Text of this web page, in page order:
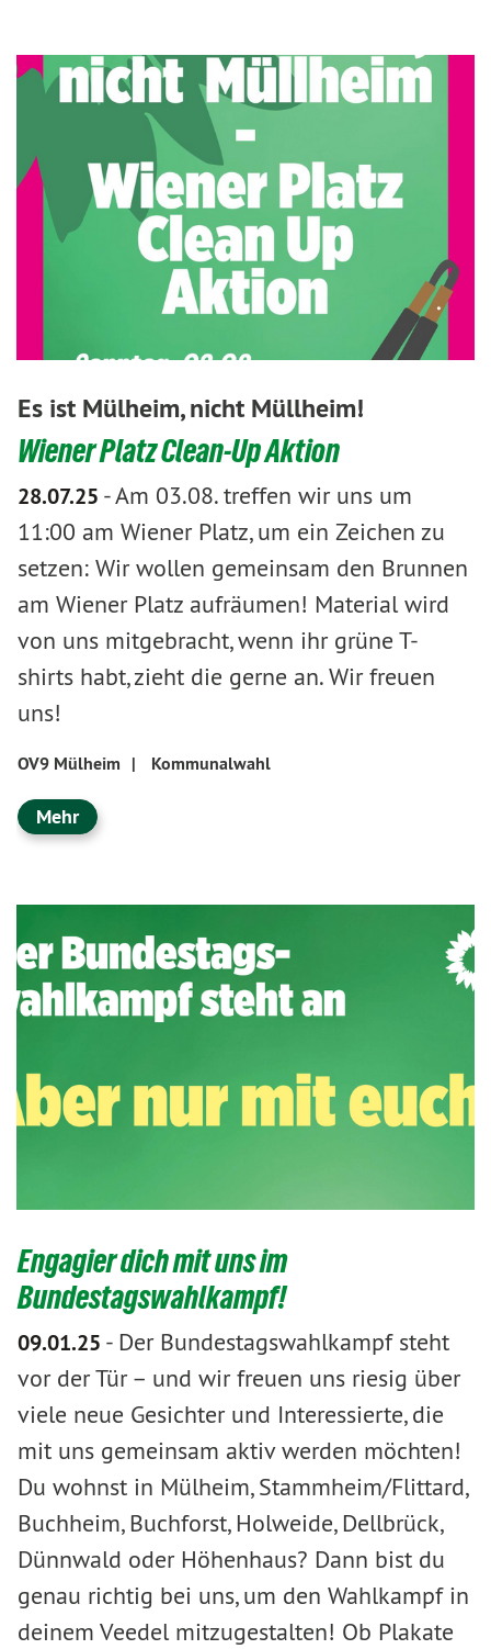
Es ist Mülheim, nicht Müllheim!
Wiener Platz Clean-Up Aktion
28.07.25 -Am 03.08. treffen wir uns um
11:00 am Wiener Platz, um ein Zeichen zu
setzen: Wir wollen gemeinsam den Brunnen
am Wiener Platz aufräumen! Material wird
von uns mitgebracht, wenn ihr grüne T-
shirts habt, zieht die gerne an. Wir freuen
uns!
OV9 Mülheim | Kommunalwahl
Mehr
Engagier dich mit uns im
Bundestagswahlkampf!
09.01.25 - Der Bundestagswahlkampf steht
vor der Tür – und wir freuen uns riesig über
viele neue Gesichter und Interessierte, die
mit uns gemeinsam aktiv werden möchten!
Du wohnst in Mülheim, Stammheim/Flittard,
Buchheim, Buchforst, Holweide, Dellbrück,
Dünnwald oder Höhenhaus? Dann bist du
genau richtig bei uns, um den Wahlkampf in
deinem Veedel mitzugestalten! Ob Plakate